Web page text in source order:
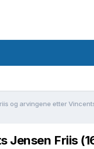
og arvingene etter
Jensen Friis